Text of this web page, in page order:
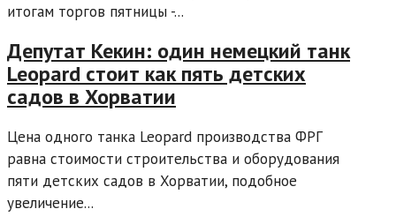
итогам торгов пятницы -...
Депутат Кекин: один немецкий танк
Leopard стоит как пять детских
садов в Хорватии
Цена одного танка Leopard производства ФРГ
равна стоимости строительства и оборудования
пяти детских садов в Хорватии, подобное
увеличение...